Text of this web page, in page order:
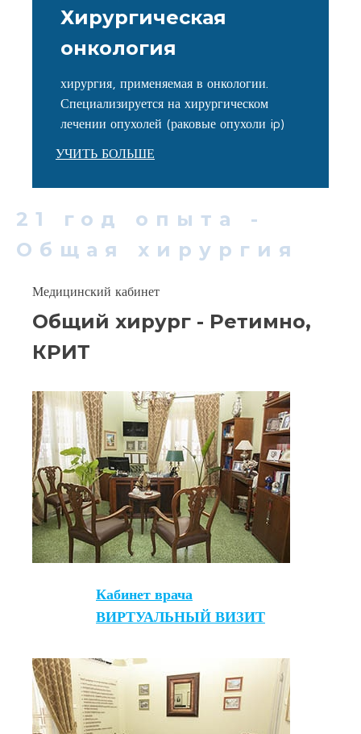
Хирургическая
онкология
хирургия, применяемая в онкологии.
Специализируется на хирургическом
лечении опухолей (раковые опухоли ip)
УЧИТЬ БОЛЬШЕ
21 год опыта -
Общая хирургия
Медицинский кабинет
Общий хирург - Ретимно,
КРИТ
Кабинет врача
ВИРТУАЛЬНЫЙ ВИЗИТ